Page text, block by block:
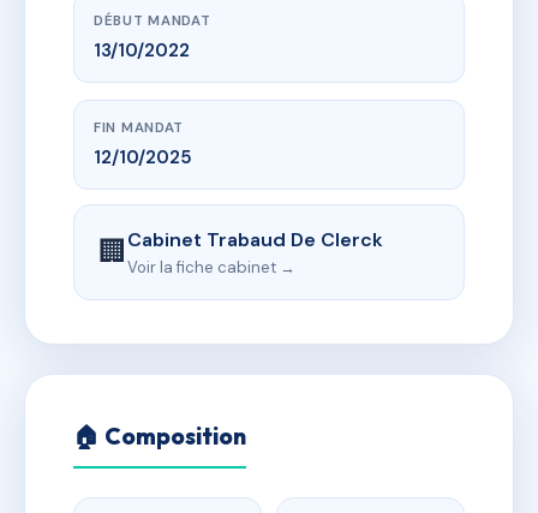
DÉBUT MANDAT
13/10/2022
FIN MANDAT
12/10/2025
🏢Cabinet Trabaud De Clerck
Voir la fiche cabinet →
🏠 Composition